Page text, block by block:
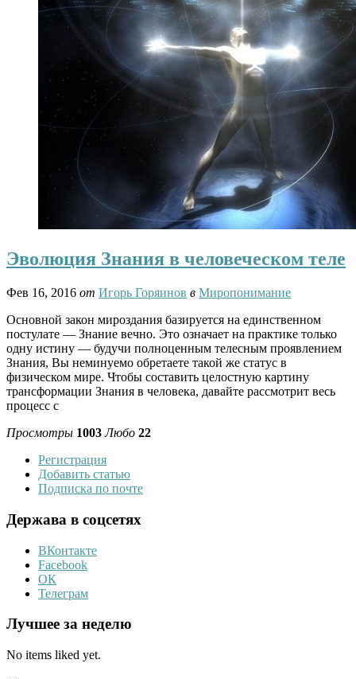
Эволюция Знания в человеческом теле
Фев 16, 2016 от Игорь Горяинов в Миропонимание
Основной закон мироздания базируется на единственном
постулате — Знание вечно. Это означает на практике только
одну истину — будучи полноценным телесным проявлением
Знания, Вы неминуемо обретаете такой же статус в
физическом мире. Чтобы составить целостную картину
трансформации Знания в человека, давайте рассмотрит весь
процесс с
Просмотры 1003 Любо 22
Регистрация
Добавить статью
Подписка по почте
Держава в соцсетях
ВКонтакте
Facebook
ОК
Телеграм
Лучшее за неделю
No items liked yet.